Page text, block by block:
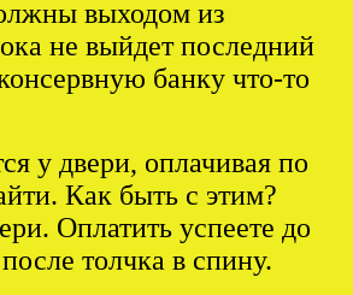
выходом из
не выйдет последний
банку что-то
у двери, оплачивая по
Как быть с этим?
Оплатить успеете до
толчка в спину.